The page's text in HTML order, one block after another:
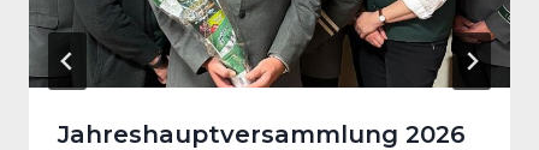
Jahreshauptversammlung 2026